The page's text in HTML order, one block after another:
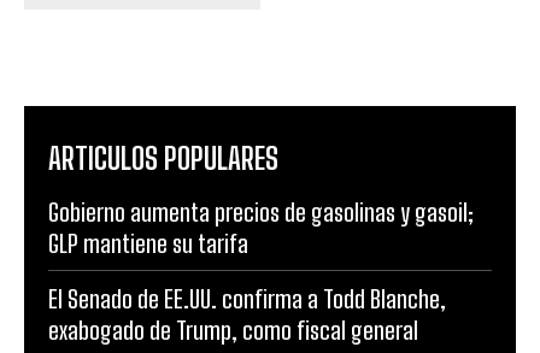
ARTICULOS POPULARES
Gobierno aumenta precios de gasolinas y gasoil;
GLP mantiene su tarifa
El Senado de EE.UU. confirma a Todd Blanche,
exabogado de Trump, como fiscal general